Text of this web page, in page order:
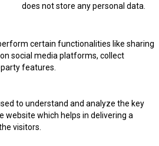
does not store any personal data.
certain functionalities like sharing
social media platforms, collect
features.
to understand and analyze the key
website which helps in delivering a
visitors.